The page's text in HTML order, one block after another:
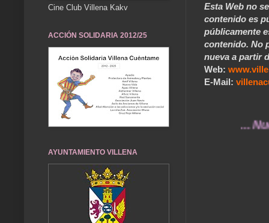
Esta Web no
contenido es
públicamente
contenido. No
nueva a partir
Web:
E-Mail:
... Nuestros
Cine Club Villena Kakv
ACCIÓN SOLIDARIA 2012/25
AYUNTAMIENTO VILLENA